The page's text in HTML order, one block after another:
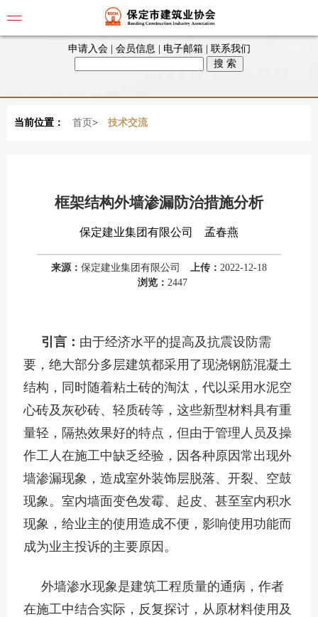
申请入会| 会员信息 电子邮箱| 联系我们
当前位置： 首页 > 技术交流
框架结构外墙渗漏防治措施分析
保定建业集团有限公司 孟春燕
来源： 保定建业集团有限公司 上传： 2022-12-18
浏览： 2447
引言： 由于经济水平的提高及抗震设防需
要，绝大部分多层建筑都采用了现浇钢筋混凝土
结构，同时随着粘土砖的淘汰，代以采用水泥空
心砖及灰砂砖、轻质砖等，这些新型材料具有重
量轻，隔热效果好的特点，但由于管理人员及操
作工人在施工中缺乏经验，因各种原因常出现外
墙渗漏现象，造成室外装饰层脱落、开裂、空鼓
现象。室内墙面变色发霉、起皮、甚至室内积水
现象，给业主的使用造成不便，影响使用功能而
成为业主投诉的主要原因。
外墙渗水现象是建筑工程质量的通病，作者
在施工中结合实际，反复探讨，从原材料使用及